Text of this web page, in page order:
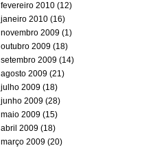
fevereiro 2010 (12)
janeiro 2010 (16)
novembro 2009 (1)
outubro 2009 (18)
setembro 2009 (14)
agosto 2009 (21)
julho 2009 (18)
junho 2009 (28)
maio 2009 (15)
abril 2009 (18)
março 2009 (20)